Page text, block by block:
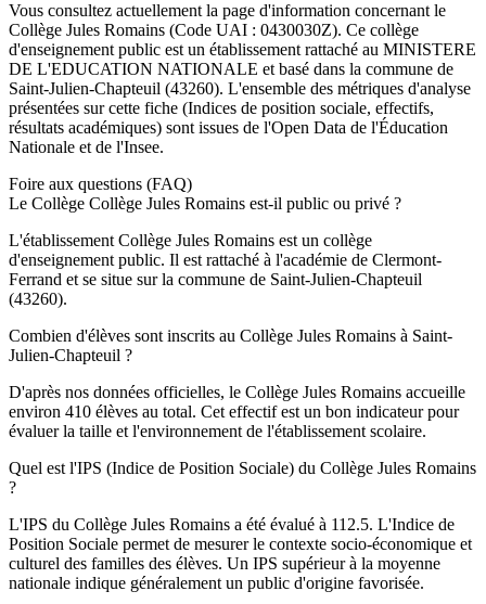
Vous consultez actuellement la page d'information concernant le
Collège Jules Romains (Code UAI : 0430030Z). Ce collège
d'enseignement public est un établissement rattaché au MINISTERE
DE L'EDUCATION NATIONALE et basé dans la commune de
Saint-Julien-Chapteuil (43260). L'ensemble des métriques d'analyse
présentées sur cette fiche (Indices de position sociale, effectifs,
résultats académiques) sont issues de l'Open Data de l'Éducation
Nationale et de l'Insee.
Foire aux questions (FAQ)
Le Collège Collège Jules Romains est-il public ou privé ?
L'établissement Collège Jules Romains est un collège
d'enseignement public. Il est rattaché à l'académie de Clermont-
Ferrand et se situe sur la commune de Saint-Julien-Chapteuil
(43260).
Combien d'élèves sont inscrits au Collège Jules Romains à Saint-
Julien-Chapteuil ?
D'après nos données officielles, le Collège Jules Romains accueille
environ 410 élèves au total. Cet effectif est un bon indicateur pour
évaluer la taille et l'environnement de l'établissement scolaire.
Quel est l'IPS (Indice de Position Sociale) du Collège Jules Romains
?
L'IPS du Collège Jules Romains a été évalué à 112.5. L'Indice de
Position Sociale permet de mesurer le contexte socio-économique et
culturel des familles des élèves. Un IPS supérieur à la moyenne
nationale indique généralement un public d'origine favorisée.